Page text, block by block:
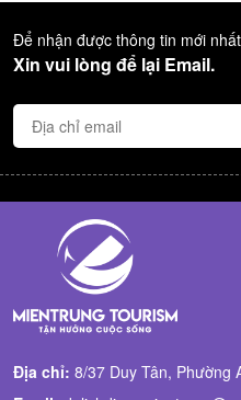
Để nhận được thông tin mới
Xin vui lòng để lại Email.
Địa chỉ: 8/37 Duy Tân, Phường